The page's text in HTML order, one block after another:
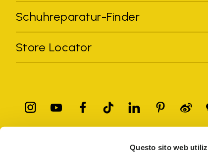
Questo sito web
Schuhreparatur-Finder
Store Locator
Alle erwähnten Marken gehören ihren Eigentümern.